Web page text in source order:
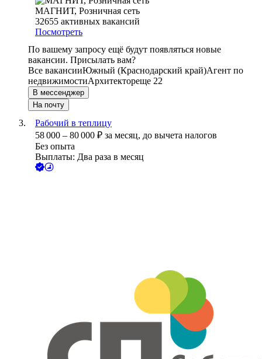
МАГНИТ, Розничная сеть
32655 активных вакансий
Посмотреть
По вашему запросу ещё будут появляться новые
вакансии. Присылать вам?
Все вакансииЮжный (Краснодарский край)Агент по
недвижимостиАрхитектореще 22
В мессенджер
На почту
Рабочий в теплицу
58 000 – 80 000 ₽ за месяц, до вычета налогов
Без опыта
Выплаты: Два раза в месяц